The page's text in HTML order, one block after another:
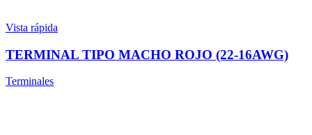
Vista rápida
TERMINAL TIPO MACHO ROJO (22-16AWG)
Terminales